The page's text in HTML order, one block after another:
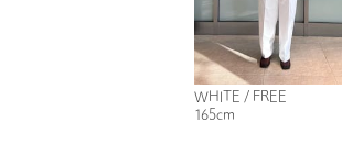
WHITE / FREE
165cm